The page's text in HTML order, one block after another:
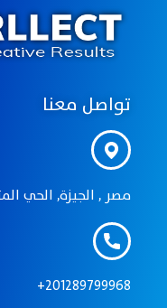
تواصل معنا
مصر , الجيزة, الحي
201289799968+